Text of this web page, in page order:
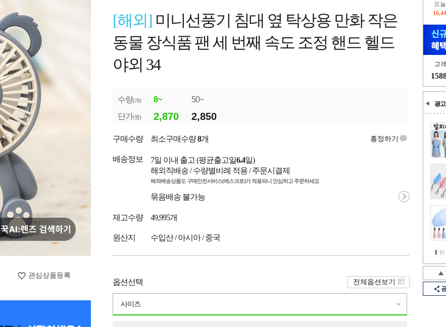
고
광고
1/10
관심상품등록
[해외] 미니선풍기 침대 옆 탁상용 만화 작은
동물 장식품 팬 세 번째 속도 조정 핸드 헬드
야외 34
수량(개) 8~
50~
단가(원) 2,870 2,850
구매수량 최소구매수량8개 흥정하기
배송정보 7일 이내 출고 (평균출고일6.4일)
해외직배송 / 수량별비례 적용 / 주문시결제
해외배송상품도 구매안전서비스(에스크로)가 적용되니 안심하고 주문하세요
묶음배송 불가능
재고수량 49,995개
원산지 수입산 / 아시아 / 중국
옵션선택
사이즈
전체옵션보기